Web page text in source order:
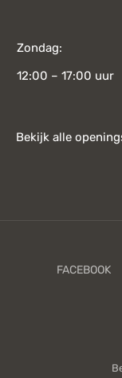
Zondag:
12:00 – 17:00 uur
Bekijk alle